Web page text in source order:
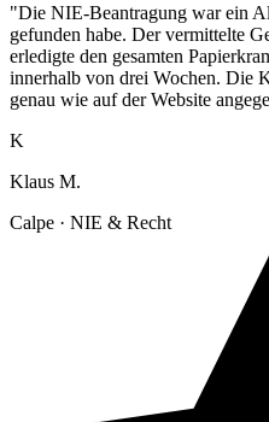
"Die NIE-Beantragung war ein
gefunden habe. Der vermittelte
erledigte den gesamten
innerhalb von drei Wochen. Die
genau wie auf der Website
K
Klaus M.
Calpe · NIE & Recht